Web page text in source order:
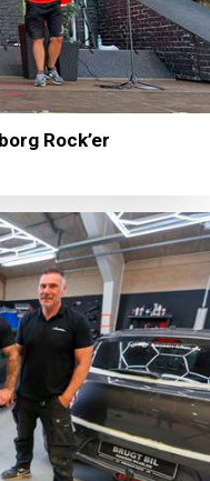
Rock’er